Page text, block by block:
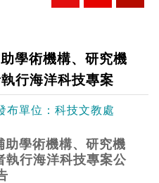
學術機構、研究機
行海洋科技專案
布單位： 科技文教處
助學術機構、研究機
執行海洋科技專案公